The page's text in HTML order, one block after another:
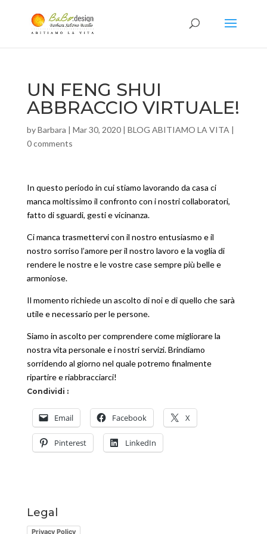
UN FENG SHUI
ABBRACCIO VIRTUALE!
byBarbara | Mar 30, 2020| BLOG ABITIAMO LA VITA |
0 comments
In questo periodo in cui stiamo lavorando da casa ci
manca moltissimo il confronto con i nostri collaboratori,
fatto di sguardi, gesti e vicinanza.
Ci manca trasmettervi con il nostro entusiasmo e il
nostro sorriso l’amore per il nostro lavoro e la voglia di
rendere le nostre e le vostre case sempre più belle e
armoniose.
Il momento richiede un ascolto di noi e di quello che sarà
utile e necessario per le persone.
Siamo in ascolto per comprendere come migliorare la
nostra vita personale e i nostri servizi. Brindiamo
sorridendo al giorno nel quale potremo finalmente
ripartire e riabbracciarci!
Condividi :
Email Facebook X
Pinterest LinkedIn
Legal
Privacy Policy